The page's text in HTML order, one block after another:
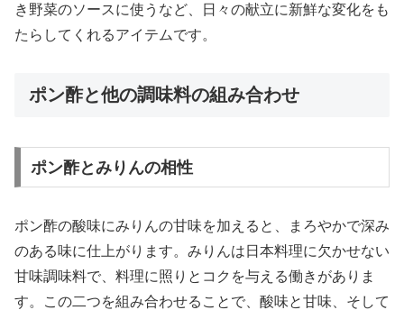
き野菜のソースに使うなど、日々の献立に新鮮な変化をも
たらしてくれるアイテムです。
ポン酢と他の調味料の組み合わせ
ポン酢とみりんの相性
ポン酢の酸味にみりんの甘味を加えると、まろやかで深み
のある味に仕上がります。みりんは日本料理に欠かせない
甘味調味料で、料理に照りとコクを与える働きがありま
す。この二つを組み合わせることで、酸味と甘味、そして